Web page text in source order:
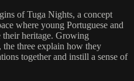
of Tuga Nights, a concept
where young Portuguese and
their heritage. Growing
the three explain how they
together and instill a sense of